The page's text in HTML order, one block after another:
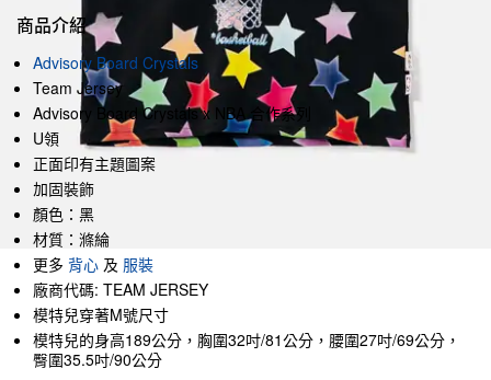
商品介紹
Advisory Board Crystals
Team Jersey
Advisory Board Crystals x NBA 合作系列
U領
正面印有主題圖案
加固裝飾
顏色：黑
材質：滌綸
更多 背心 及 服裝
廠商代碼: TEAM JERSEY
模特兒穿著M號尺寸
模特兒的身高189公分，胸圍32吋/81公分，腰圍27吋/69公分，
臀圍35.5吋/90公分